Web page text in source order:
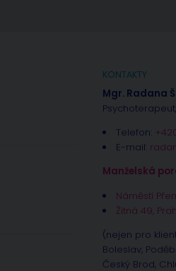
KONTAKTY
Mgr. Radana
Telefon:
E-mail:
Manželská
Náměstí
Žitná 49,
(nejen pro
Boleslav,
Český Brod,